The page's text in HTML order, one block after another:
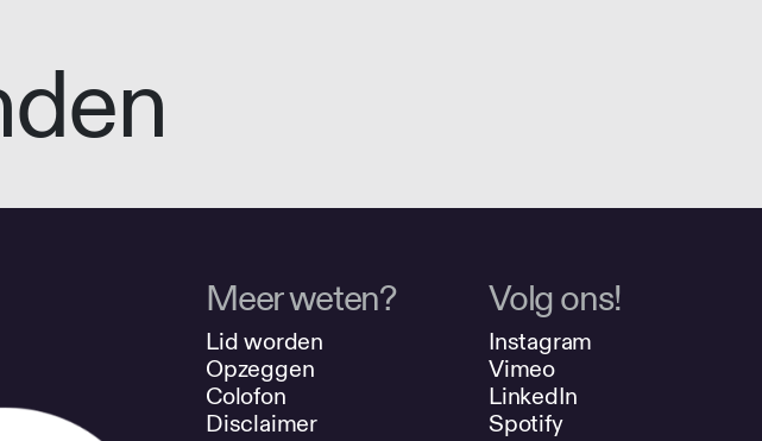
Meer weten?
Lid worden
Opzeggen
Colofon
Disclaimer
Volg ons!
Instagram
Vimeo
LinkedIn
Spotify